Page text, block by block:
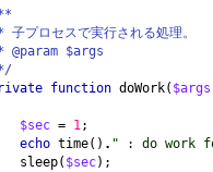
子プロセスで実行される処理。
@param $args
function doWork( $args
$sec = 1;
echo time() . " : do work
sleep( $sec);